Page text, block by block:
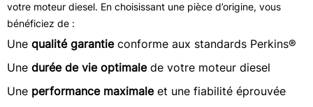
votre moteur diesel. En choisissant une pièce d’origine, vous
bénéficiez de :
Une qualité garantieconforme aux standards Perkins®
Une durée de vie optimalede votre moteur diesel
Une performance maximaleet une fiabilité éprouvée